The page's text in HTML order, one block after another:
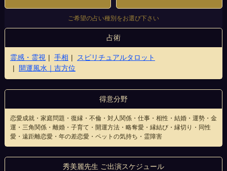
ご希望の占い種別をお選び下さい
占術
霊感・霊視 手相
スピリチュアルタロット
開運風水｜吉方位
得意分野
恋愛成就・家庭問題・復縁・不倫・対人関係・仕事・相性・結婚・運勢・金
運・三角関係・離婚・子育て・開運方法・略奪愛・縁結び・縁切り・同性
愛・遠距離恋愛・年の差恋愛・ペットの気持ち・霊障害
秀美麗先生 ご出演スケジュール